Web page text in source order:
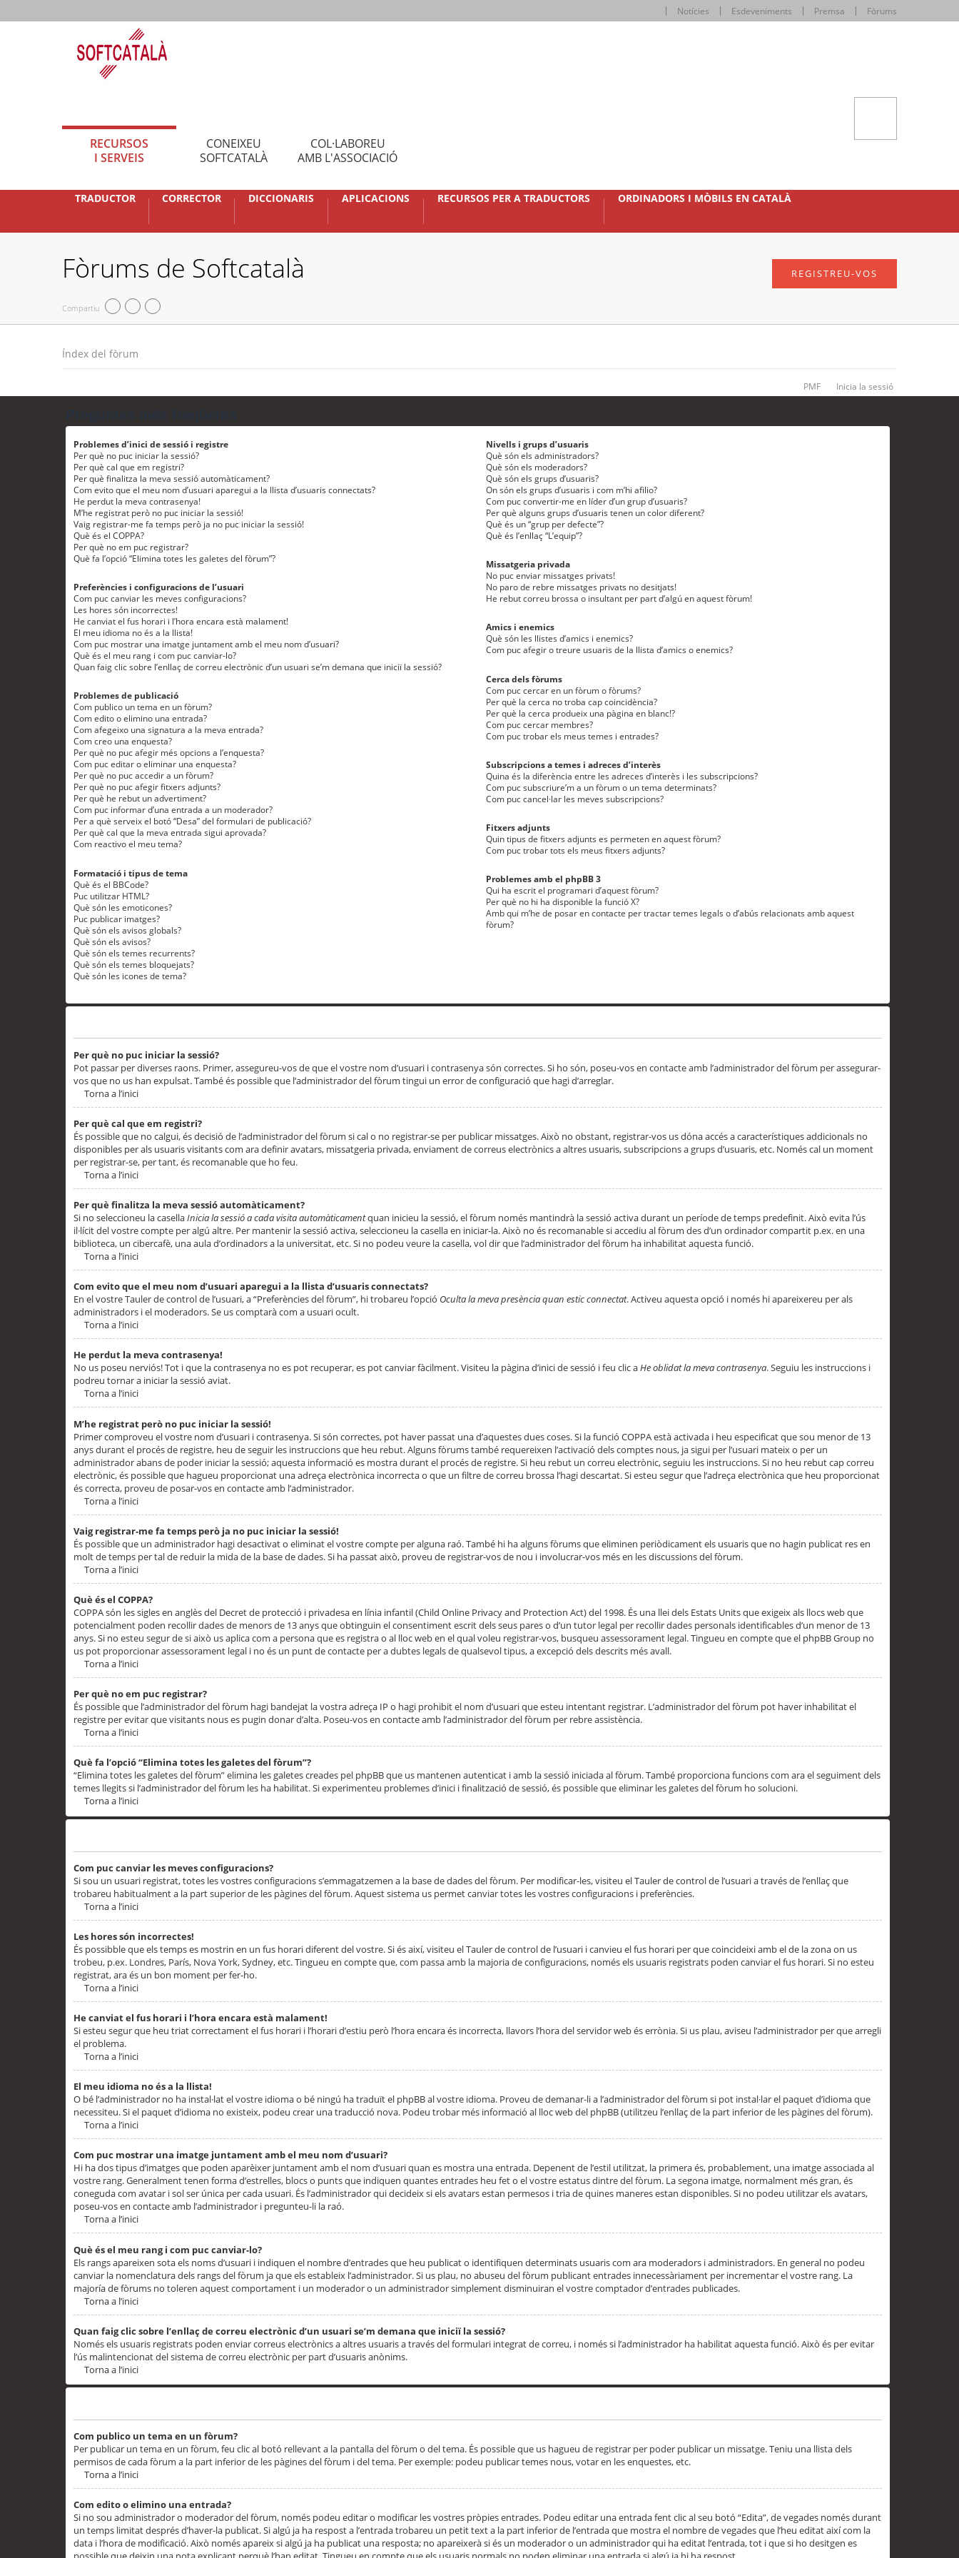
Notícies Esdeveniments Premsa Fòrums
RECURSOS
I SERVEIS
CONEIXEU
SOFTCATALÀ
COL·LABOREU
AMB L'ASSOCIACIÓ
TRADUCTOR CORRECTOR DICCIONARIS APLICACIONS RECURSOS PER A TRADUCTORS ORDINADORS I MÒBILS EN CATALÀ
Fòrums de Softcatalà
Compartiu
REGISTREU-VOS
Índex del fòrum
PMF Inicia la sessió
Problemes d’inici de sessió i registre
Per què no puc iniciar la sessió?
Per què cal que em registri?
Per què finalitza la meva sessió automàticament?
Com evito que el meu nom d’usuari aparegui a la llista d’usuaris connectats?
He perdut la meva contrasenya!
M’he registrat però no puc iniciar la sessió!
Vaig registrar-me fa temps però ja no puc iniciar la sessió!
Què és el COPPA?
Per què no em puc registrar?
Què fa l’opció “Elimina totes les galetes del fòrum”?
Preferències i configuracions de l’usuari
Com puc canviar les meves configuracions?
Les hores són incorrectes!
He canviat el fus horari i l’hora encara està malament!
El meu idioma no és a la llista!
Com puc mostrar una imatge juntament amb el meu nom d’usuari?
Què és el meu rang i com puc canviar-lo?
Quan faig clic sobre l’enllaç de correu electrònic d’un usuari se’m demana que iniciï la sessió?
Problemes de publicació
Com publico un tema en un fòrum?
Com edito o elimino una entrada?
Com afegeixo una signatura a la meva entrada?
Com creo una enquesta?
Per què no puc afegir més opcions a l’enquesta?
Com puc editar o eliminar una enquesta?
Per què no puc accedir a un fòrum?
Per què no puc afegir fitxers adjunts?
Per què he rebut un advertiment?
Com puc informar d’una entrada a un moderador?
Per a què serveix el botó “Desa” del formulari de publicació?
Per què cal que la meva entrada sigui aprovada?
Com reactivo el meu tema?
Formatació i tipus de tema
Què és el BBCode?
Puc utilitzar HTML?
Què són les emoticones?
Puc publicar imatges?
Què són els avisos globals?
Què són els avisos?
Què són els temes recurrents?
Què són els temes bloquejats?
Què són les icones de tema?
Nivells i grups d’usuaris
Què són els administradors?
Què són els moderadors?
Què són els grups d’usuaris?
On són els grups d’usuaris i com m’hi afilio?
Com puc convertir-me en líder d’un grup d’usuaris?
Per què alguns grups d’usuaris tenen un color diferent?
Què és un “grup per defecte”?
Què és l’enllaç “L’equip”?
Missatgeria privada
No puc enviar missatges privats!
No paro de rebre missatges privats no desitjats!
He rebut correu brossa o insultant per part d’algú en aquest fòrum!
Amics i enemics
Què són les llistes d’amics i enemics?
Com puc afegir o treure usuaris de la llista d’amics o enemics?
Cerca dels fòrums
Com puc cercar en un fòrum o fòrums?
Per què la cerca no troba cap coincidència?
Per què la cerca produeix una pàgina en blanc!?
Com puc cercar membres?
Com puc trobar els meus temes i entrades?
Subscripcions a temes i adreces d’interès
Quina és la diferència entre les adreces d’interès i les subscripcions?
Com puc subscriure’m a un fòrum o un tema determinats?
Com puc cancel·lar les meves subscripcions?
Fitxers adjunts
Quin tipus de fitxers adjunts es permeten en aquest fòrum?
Com puc trobar tots els meus fitxers adjunts?
Problemes amb el phpBB 3
Qui ha escrit el programari d’aquest fòrum?
Per què no hi ha disponible la funció X?
Amb qui m’he de posar en contacte per tractar temes legals o d’abús relacionats amb aquest
fòrum?
Per què no puc iniciar la sessió?
Pot passar per diverses raons. Primer, assegureu-vos de que el vostre nom d’usuari i contrasenya són correctes. Si ho són, poseu-vos en contacte amb l’administrador del fòrum per assegurar-
vos que no us han expulsat. També és possible que l’administrador del fòrum tingui un error de configuració que hagi d’arreglar.
Torna a l’inici
Per què cal que em registri?
És possible que no calgui, és decisió de l’administrador del fòrum si cal o no registrar-se per publicar missatges. Això no obstant, registrar-vos us dóna accés a característiques addicionals no
disponibles per als usuaris visitants com ara definir avatars, missatgeria privada, enviament de correus electrònics a altres usuaris, subscripcions a grups d’usuaris, etc. Només cal un moment
per registrar-se, per tant, és recomanable que ho feu.
Torna a l’inici
Per què finalitza la meva sessió automàticament?
Si no seleccioneu la casellaInicia la sessió a cada visita automàticamentquan inicieu la sessió, el fòrum només mantindrà la sessió activa durant un període de temps predefinit. Això evita l’ús
il·lícit del vostre compte per algú altre. Per mantenir la sessió activa, seleccioneu la casella en iniciar-la. Això no és recomanable si accediu al fòrum des d’un ordinador compartit p.ex. en una
biblioteca, un cibercafè, una aula d’ordinadors a la universitat, etc. Si no podeu veure la casella, vol dir que l’administrador del fòrum ha inhabilitat aquesta funció.
Torna a l’inici
Com evito que el meu nom d’usuari aparegui a la llista d’usuaris connectats?
En el vostre Tauler de control de l’usuari, a “Preferències del fòrum”, hi trobareu l’opció Oculta la meva presència quan estic connectat. Activeu aquesta opció i només hi apareixereu per als
administradors i el moderadors. Se us comptarà com a usuari ocult.
Torna a l’inici
He perdut la meva contrasenya!
No us poseu nerviós! Tot i que la contrasenya no es pot recuperar, es pot canviar fàcilment. Visiteu la pàgina d’inici de sessió i feu clic aHe oblidat la meva contrasenya. Seguiu les instruccions i
podreu tornar a iniciar la sessió aviat.
Torna a l’inici
M’he registrat però no puc iniciar la sessió!
Primer comproveu el vostre nom d’usuari i contrasenya. Si són correctes, pot haver passat una d’aquestes dues coses. Si la funció COPPA està activada i heu especificat que sou menor de 13
anys durant el procés de registre, heu de seguir les instruccions que heu rebut. Alguns fòrums també requereixen l’activació dels comptes nous, ja sigui per l’usuari mateix o per un
administrador abans de poder iniciar la sessió; aquesta informació es mostra durant el procés de registre. Si heu rebut un correu electrònic, seguiu les instruccions. Si no heu rebut cap correu
electrònic, és possible que hagueu proporcionat una adreça electrònica incorrecta o que un filtre de correu brossa l’hagi descartat. Si esteu segur que l’adreça electrònica que heu proporcionat
és correcta, proveu de posar-vos en contacte amb l’administrador.
Torna a l’inici
Vaig registrar-me fa temps però ja no puc iniciar la sessió!
És possible que un administrador hagi desactivat o eliminat el vostre compte per alguna raó. També hi ha alguns fòrums que eliminen periòdicament els usuaris que no hagin publicat res en
molt de temps per tal de reduir la mida de la base de dades. Si ha passat això, proveu de registrar-vos de nou i involucrar-vos més en les discussions del fòrum.
Torna a l’inici
Què és el COPPA?
COPPA són les sigles en anglès del Decret de protecció i privadesa en línia infantil (Child Online Privacy and Protection Act) del 1998. És una llei dels Estats Units que exigeix als llocs web que
potencialment poden recollir dades de menors de 13 anys que obtinguin el consentiment escrit dels seus pares o d’un tutor legal per recollir dades personals identificables d’un menor de 13
anys. Si no esteu segur de si això us aplica com a persona que es registra o al lloc web en el qual voleu registrar-vos, busqueu assessorament legal. Tingueu en compte que el phpBB Group no
us pot proporcionar assessorament legal i no és un punt de contacte per a dubtes legals de qualsevol tipus, a excepció dels descrits més avall.
Torna a l’inici
Per què no em puc registrar?
És possible que l’administrador del fòrum hagi bandejat la vostra adreça IP o hagi prohibit el nom d’usuari que esteu intentant registrar. L’administrador del fòrum pot haver inhabilitat el
registre per evitar que visitants nous es pugin donar d’alta. Poseu-vos en contacte amb l’administrador del fòrum per rebre assistència.
Torna a l’inici
Què fa l’opció “Elimina totes les galetes del fòrum”?
“Elimina totes les galetes del fòrum” elimina les galetes creades pel phpBB que us mantenen autenticat i amb la sessió iniciada al fòrum. També proporciona funcions com ara el seguiment dels
temes llegits si l’administrador del fòrum les ha habilitat. Si experimenteu problemes d’inici i finalització de sessió, és possible que eliminar les galetes del fòrum ho solucioni.
Torna a l’inici
Com puc canviar les meves configuracions?
Si sou un usuari registrat, totes les vostres configuracions s’emmagatzemen a la base de dades del fòrum. Per modificar-les, visiteu el Tauler de control de l’usuari a través de l’enllaç que
trobareu habitualment a la part superior de les pàgines del fòrum. Aquest sistema us permet canviar totes les vostres configuracions i preferències.
Torna a l’inici
Les hores són incorrectes!
És possibble que els temps es mostrin en un fus horari diferent del vostre. Si és així, visiteu el Tauler de control de l’usuari i canvieu el fus horari per que coincideixi amb el de la zona on us
trobeu, p.ex. Londres, París, Nova York, Sydney, etc. Tingueu en compte que, com passa amb la majoria de configuracions, només els usuaris registrats poden canviar el fus horari. Si no esteu
registrat, ara és un bon moment per fer-ho.
Torna a l’inici
He canviat el fus horari i l’hora encara està malament!
Si esteu segur que heu triat correctament el fus horari i l’horari d’estiu però l’hora encara és incorrecta, llavors l’hora del servidor web és errònia. Si us plau, aviseu l’administrador per que arregli
el problema.
Torna a l’inici
El meu idioma no és a la llista!
O bé l’administrador no ha instal·lat el vostre idioma o bé ningú ha traduït el phpBB al vostre idioma. Proveu de demanar-li a l’administrador del fòrum si pot instal·lar el paquet d’idioma que
necessiteu. Si el paquet d’idioma no existeix, podeu crear una traducció nova. Podeu trobar més informació al lloc web del phpBB (utilitzeu l’enllaç de la part inferior de les pàgines del fòrum).
Torna a l’inici
Com puc mostrar una imatge juntament amb el meu nom d’usuari?
Hi ha dos tipus d’imatges que poden aparèixer juntament amb el nom d’usuari quan es mostra una entrada. Depenent de l’estil utilitzat, la primera és, probablement, una imatge associada al
vostre rang. Generalment tenen forma d’estrelles, blocs o punts que indiquen quantes entrades heu fet o el vostre estatus dintre del fòrum. La segona imatge, normalment més gran, és
coneguda com avatar i sol ser única per cada usuari. És l’administrador qui decideix si els avatars estan permesos i tria de quines maneres estan disponibles. Si no podeu utilitzar els avatars,
poseu-vos en contacte amb l’administrador i pregunteu-li la raó.
Torna a l’inici
Què és el meu rang i com puc canviar-lo?
Els rangs apareixen sota els noms d’usuari i indiquen el nombre d’entrades que heu publicat o identifiquen determinats usuaris com ara moderadors i administradors. En general no podeu
canviar la nomenclatura dels rangs del fòrum ja que els estableix l’administrador. Si us plau, no abuseu del fòrum publicant entrades innecessàriament per incrementar el vostre rang. La
majoría de fòrums no toleren aquest comportament i un moderador o un administrador simplement disminuiran el vostre comptador d’entrades publicades.
Torna a l’inici
Quan faig clic sobre l’enllaç de correu electrònic d’un usuari se’m demana que iniciï la sessió?
Només els usuaris registrats poden enviar correus electrònics a altres usuaris a través del formulari integrat de correu, i només si l’administrador ha habilitat aquesta funció. Això és per evitar
l’ús malintencionat del sistema de correu electrònic per part d’usuaris anònims.
Torna a l’inici
Com publico un tema en un fòrum?
Per publicar un tema en un fòrum, feu clic al botó rellevant a la pantalla del fòrum o del tema. És possible que us hagueu de registrar per poder publicar un missatge. Teniu una llista dels
permisos de cada fòrum a la part inferior de les pàgines del fòrum i del tema. Per exemple: podeu publicar temes nous, votar en les enquestes, etc.
Torna a l’inici
Com edito o elimino una entrada?
Si no sou administrador o moderador del fòrum, només podeu editar o modificar les vostres pròpies entrades. Podeu editar una entrada fent clic al seu botó “Edita”, de vegades només durant
un temps limitat després d’haver-la publicat. Si algú ja ha respost a l’entrada trobareu un petit text a la part inferior de l’entrada que mostra el nombre de vegades que l’heu editat així com la
data i l’hora de modificació. Això només apareix si algú ja ha publicat una resposta; no apareixerà si és un moderador o un administrador qui ha editat l’entrada, tot i que si ho desitgen es